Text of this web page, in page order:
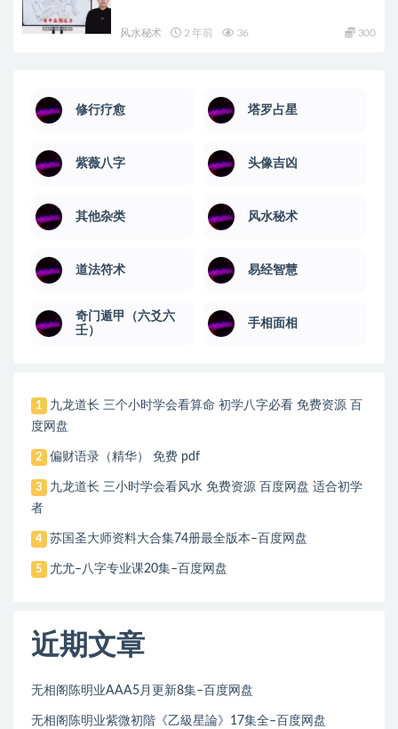
风水秘术 2 年前 36 300
修行疗愈 塔罗占星
紫薇八字 头像吉凶
其他杂类 风水秘术
道法符术 易经智慧
奇门遁甲（六爻六
壬）
手相面相
1
九龙道长 三个小时学会看算命 初学八字必看 免费资源 百
度网盘
2 偏财语录（精华） 免费 pdf
3
九龙道长 三小时学会看风水 免费资源 百度网盘 适合初学
者
4 苏国圣大师资料大合集74册最全版本–百度网盘
5 尤尤–八字专业课20集–百度网盘
近期文章
无相阁陈明业AAA5月更新8集–百度网盘
无相阁陈明业紫微初階《乙級星論》17集全–百度网盘